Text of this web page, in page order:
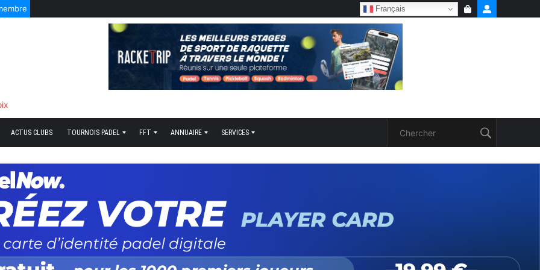
Français
ACTUS CLUBS TOURNOIS PADEL FFT ANNUAIRE SERVICES